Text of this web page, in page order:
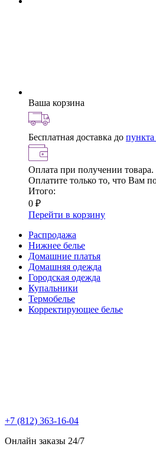
Ваша корзина
Бесплатная доставка до
Оплата при получении товара.
Оплатите только то, что Вам
Итого:
0 ₽
Перейти в корзину
Распродажа
Нижнее белье
Домашние платья
Домашняя одежда
Городская одежда
Купальники
Термобелье
Корректирующее белье
+7 (812) 363-16-04
Онлайн заказы 24/7